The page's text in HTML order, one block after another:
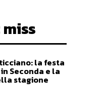
la festa
Seconda e la
stagione